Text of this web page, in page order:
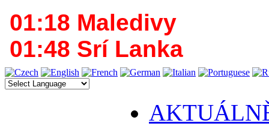
01:18 Maledivy
01:48 Srí Lanka